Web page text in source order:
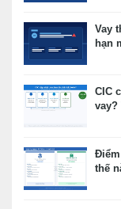
Vay
hạn
CIC
vay?
thế